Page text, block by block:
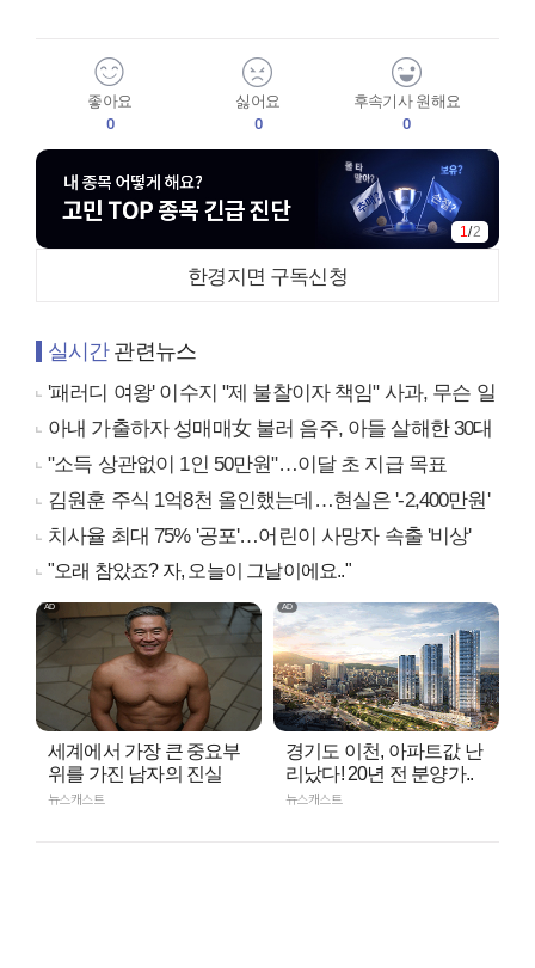
좋아요
0
싫어요
0
후속기사 원해요
0
1/2
한경지면 구독신청
실시간관련뉴스
'패러디 여왕' 이수지 "제 불찰이자 책임" 사과, 무슨 일
아내 가출하자 성매매女 불러 음주, 아들 살해한 30대
"소득 상관없이 1인 50만원"…이달 초 지급 목표
김원훈 주식 1억8천 올인했는데…현실은 '-2,400만원'
치사율 최대 75% '공포'…어린이 사망자 속출 '비상'
"오래 참았죠? 자, 오늘이 그날이에요.."
세계에서 가장 큰 중요부
위를 가진 남자의 진실
뉴스캐스트
경기도 이천, 아파트값 난
리났다! 20년 전 분양가..
뉴스캐스트